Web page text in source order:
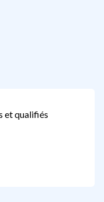
et qualifiés